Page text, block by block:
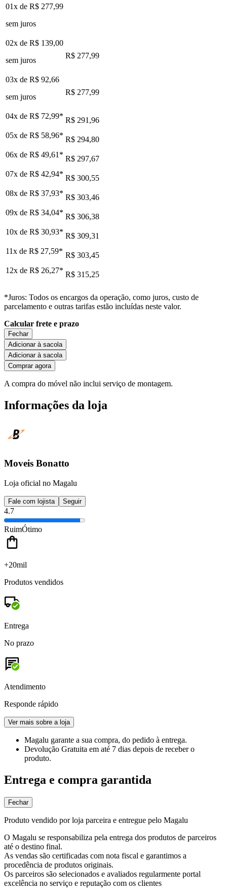
01x de R$ 277,99
sem juros
02x de R$ 139,00
sem juros
R$ 277,99
03x de R$ 92,66
sem juros
R$ 277,99
04x de R$ 72,99* R$ 291,96
05x de R$ 58,96* R$ 294,80
06x de R$ 49,61 * R$ 297,67
07x de R$ 42,94* R$ 300,55
08x de R$ 37,93* R$ 303,46
09x de R$ 34,04* R$ 306,38
10x de R$ 30,93* R$ 309,31
11x de R$ 27,59* R$ 303,45
12x de R$ 26,27* R$ 315,25
*Juros: Todos os encargos da operação, como juros, custo de
parcelamento e outras tarifas estão incluídas neste valor.
Calcular frete e prazo
Fechar
Adicionar à sacola
Adicionar à sacola
Comprar agora
A compra do móvel não inclui serviço de montagem.
Informações da loja
Moveis Bonatto
Loja oficial no Magalu
Fale com lojista Seguir
4.7
RuimÓtimo
+20mil
Produtos vendidos
Entrega
No prazo
Atendimento
Responde rápido
Ver mais sobre a loja
Magalu garante a sua compra, do pedido à entrega.
Devolução Gratuita em até 7 dias depois de receber o
produto.
Entrega e compra garantida
Fechar
Produto vendido por loja parceira e entregue pelo Magalu
O Magalu se responsabiliza pela entrega dos produtos de parceiros
até o destino final.
As vendas são certificadas com nota fiscal e garantimos a
procedência de produtos originais.
Os parceiros são selecionados e avaliados regularmente portal
excelência no serviço e reputação com os clientes